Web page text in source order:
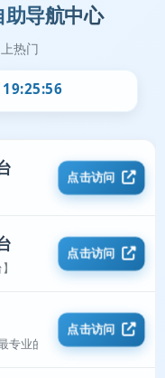
导航中心
热门
19:25:56
点击访问
点击访问
专业的平台】
点击访问